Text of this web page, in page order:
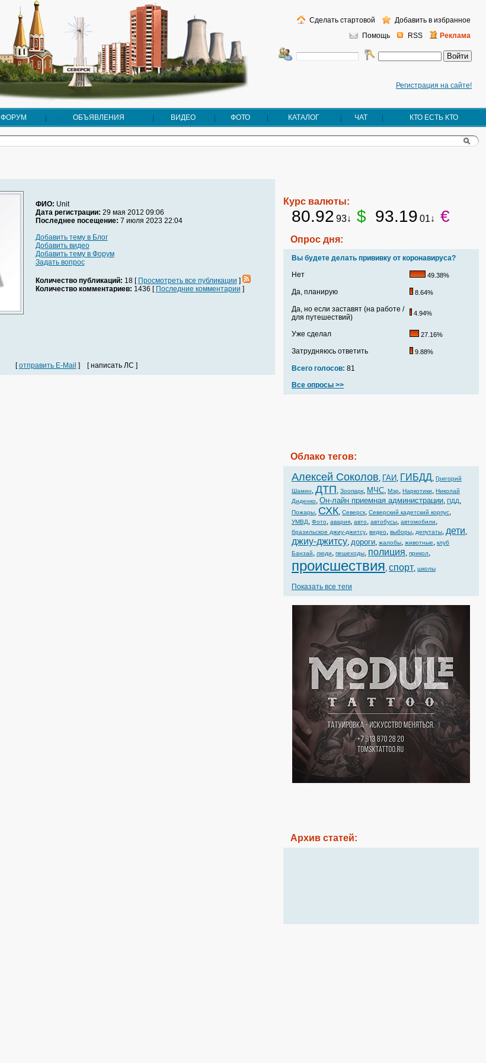
Регистрация на сайте!
Помощь RSS Реклама
Сделать стартовой Добавить в избранное
ФОРУМ ОБЪЯВЛЕНИЯ ВИДЕО ФОТО КАТАЛОГ ЧАТ КТО ЕСТЬ КТО
ФИО: Unit
Дата регистрации: 29 мая 2012 09:06
Последнее посещение: 7 июля 2023 22:04
Добавить тему в Блог
Добавить видео
Добавить тему в Форум
Задать вопрос
Количество публикаций: 18 [ Просмотреть все публикации ]
Количество комментариев: 1436 [ Последние комментарии ]
[отправить E-Mail ] [ написать ЛС ]
Курс валюты:
80.92 93↓ $ 93.19 01↓ €
Опрос дня:
Вы будете делать прививку от коронавируса?
Нет
49.38%
Да, планирую 8.64%
Да, но если заставят (на работе /
для путешествий)
4.94%
Уже сделал 27.16%
Затрудняюсь ответить 9.88%
Всего голосов: 81
Все опросы >>
Облако тегов:
Алексей Соколов, ГАИ, ГИБДД, Григорий
Шамин, ДТП, Зоопарк, МЧС, Мэр, Наркотики, Николай
Диденко, Он-лайн приемная администрации, ПДД,
Пожары, СХК, Северск, Северский кадетский корпус,
УМВД, Фото, авария, авто, автобусы, автомобили,
бразильское джиу-джитсу, видео, выборы, депутаты, дети,
джиу-джитсу, дороги, жалобы, животные, клуб
Банзай, люди, пешеходы, полиция, прикол,
происшествия, спорт, школы
Показать все теги
Архив статей: